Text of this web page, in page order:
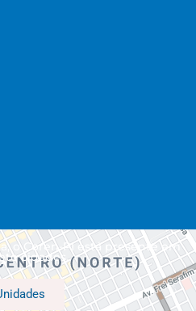
o Coren-PI está presente em
cidades.